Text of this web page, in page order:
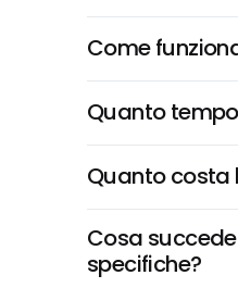
Come
Quanto
Quanto costa
Cosa
specifiche?